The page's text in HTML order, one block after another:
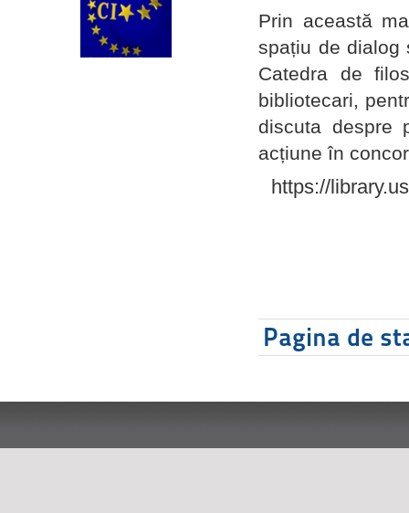
Prin această
spațiu de dialog
Catedra de
bibliotecari,
discuta despre
acțiune în
https://
Pagina de